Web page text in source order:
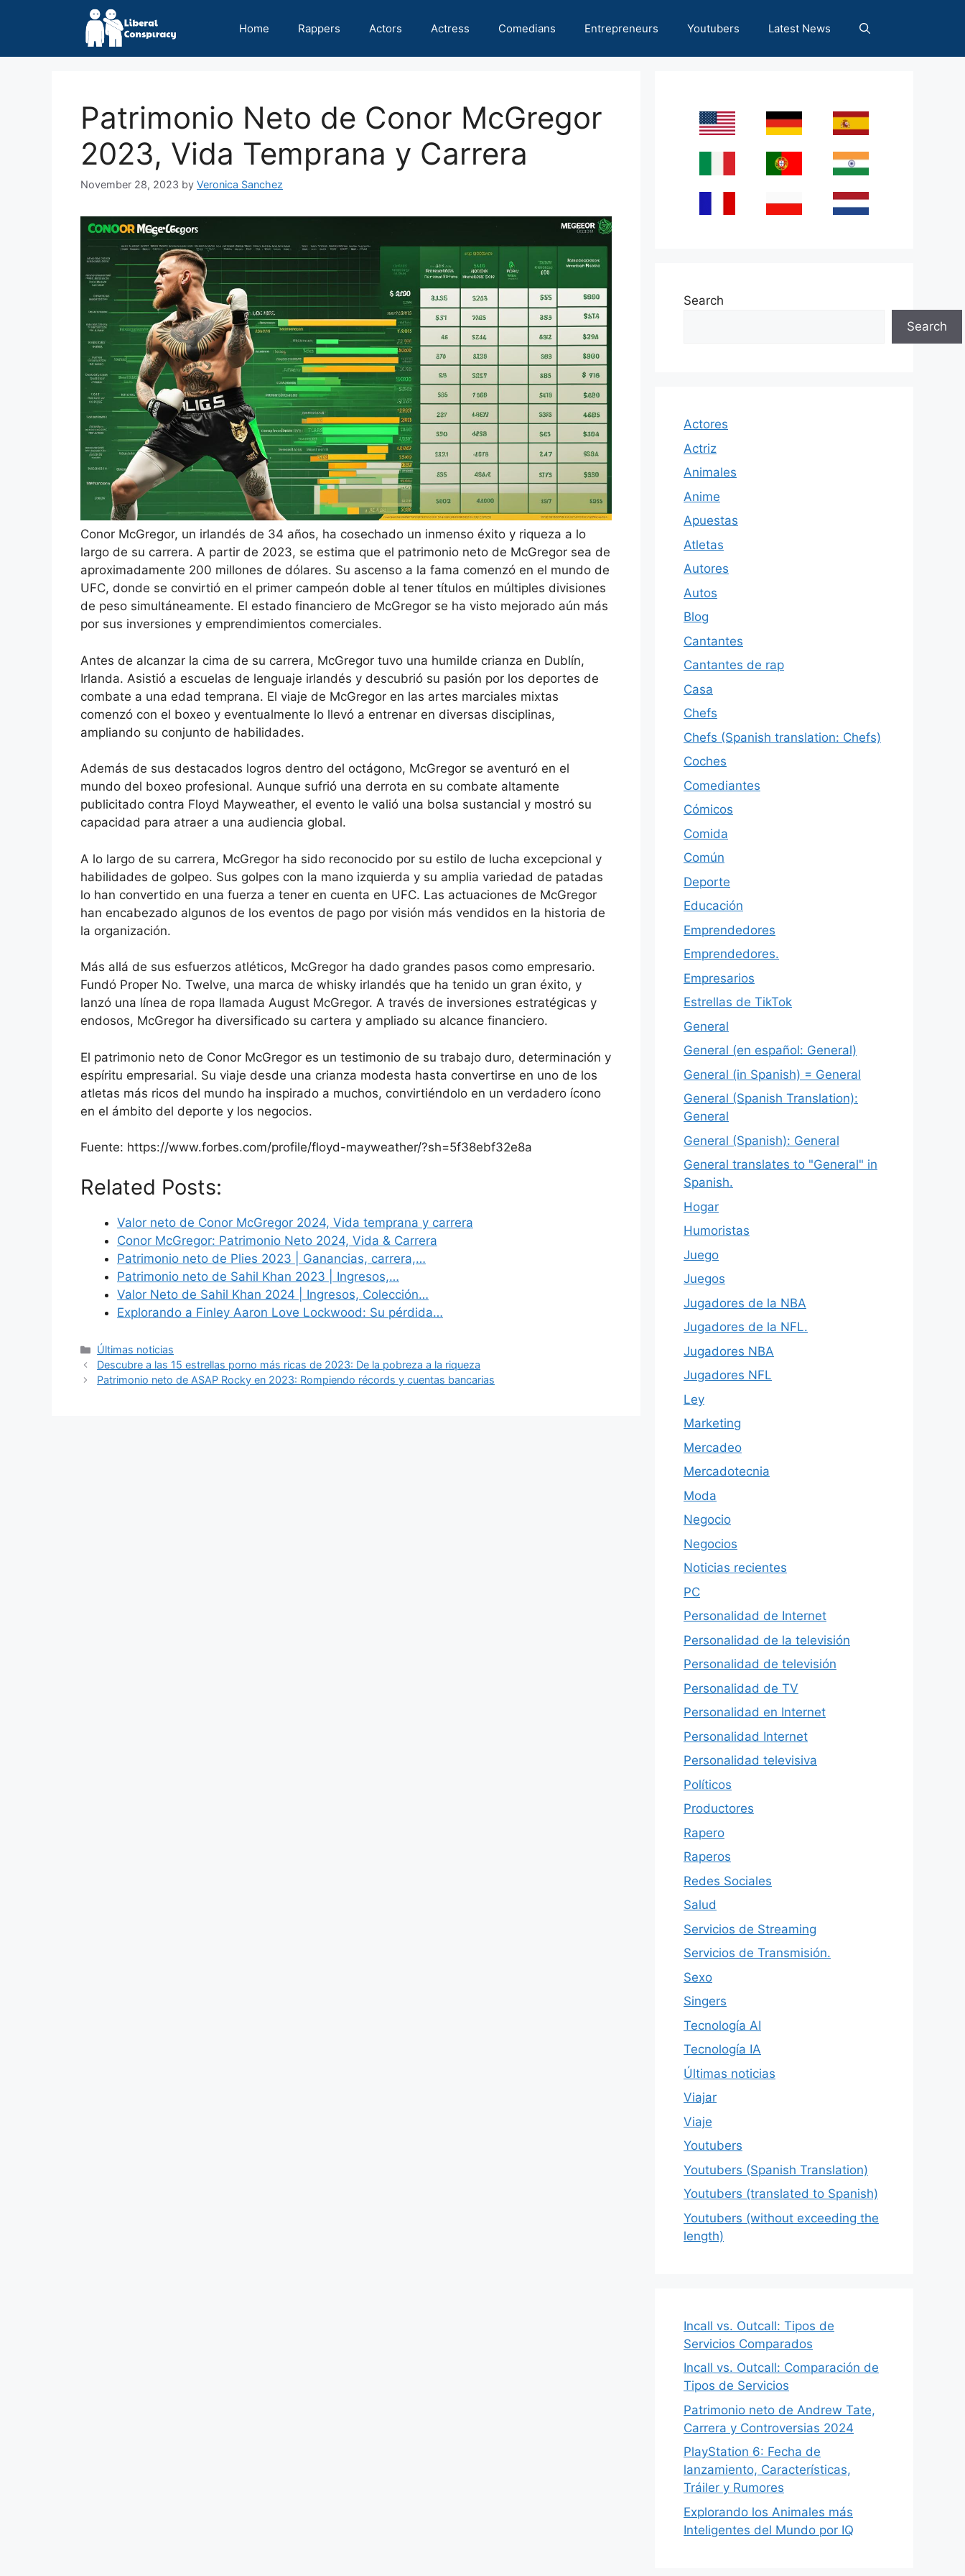
Home Rappers Actors Actress Comedians Entrepreneurs Youtubers Latest News
Patrimonio Neto de Conor McGregor
2023, Vida Temprana y Carrera
November 28, 2023 by Veronica Sanchez
Conor McGregor, un irlandés de 34 años, ha cosechado un inmenso éxito y riqueza a lo
largo de su carrera. A partir de 2023, se estima que el patrimonio neto de McGregor sea de
aproximadamente 200 millones de dólares. Su ascenso a la fama comenzó en el mundo de
UFC, donde se convirtió en el primer campeón doble al tener títulos en múltiples divisiones
de peso simultáneamente. El estado financiero de McGregor se ha visto mejorado aún más
por sus inversiones y emprendimientos comerciales.
Antes de alcanzar la cima de su carrera, McGregor tuvo una humilde crianza en Dublín,
Irlanda. Asistió a escuelas de lenguaje irlandés y descubrió su pasión por los deportes de
combate a una edad temprana. El viaje de McGregor en las artes marciales mixtas
comenzó con el boxeo y eventualmente lo llevó a entrenar en diversas disciplinas,
ampliando su conjunto de habilidades.
Además de sus destacados logros dentro del octágono, McGregor se aventuró en el
mundo del boxeo profesional. Aunque sufrió una derrota en su combate altamente
publicitado contra Floyd Mayweather, el evento le valió una bolsa sustancial y mostró su
capacidad para atraer a una audiencia global.
A lo largo de su carrera, McGregor ha sido reconocido por su estilo de lucha excepcional y
habilidades de golpeo. Sus golpes con la mano izquierda y su amplia variedad de patadas
lo han convertido en una fuerza a tener en cuenta en UFC. Las actuaciones de McGregor
han encabezado algunos de los eventos de pago por visión más vendidos en la historia de
la organización.
Más allá de sus esfuerzos atléticos, McGregor ha dado grandes pasos como empresario.
Fundó Proper No. Twelve, una marca de whisky irlandés que ha tenido un gran éxito, y
lanzó una línea de ropa llamada August McGregor. A través de inversiones estratégicas y
endosos, McGregor ha diversificado su cartera y ampliado su alcance financiero.
El patrimonio neto de Conor McGregor es un testimonio de su trabajo duro, determinación y
espíritu empresarial. Su viaje desde una crianza modesta hasta convertirse en uno de los
atletas más ricos del mundo ha inspirado a muchos, convirtiéndolo en un verdadero ícono
en el ámbito del deporte y los negocios.
Fuente: https://www.forbes.com/profile/floyd-mayweather/?sh=5f38ebf32e8a
Related Posts:
Valor neto de Conor McGregor 2024, Vida temprana y carrera
Conor McGregor: Patrimonio Neto 2024, Vida & Carrera
Patrimonio neto de Plies 2023 | Ganancias, carrera,…
Patrimonio neto de Sahil Khan 2023 | Ingresos,…
Valor Neto de Sahil Khan 2024 | Ingresos, Colección…
Explorando a Finley Aaron Love Lockwood: Su pérdida…
Categories
Últimas noticias
Descubre a las 15 estrellas porno más ricas de 2023: De la pobreza a la riqueza
Patrimonio neto de ASAP Rocky en 2023: Rompiendo récords y cuentas bancarias
Search
Search
Actores
Actriz
Animales
Anime
Apuestas
Atletas
Autores
Autos
Blog
Cantantes
Cantantes de rap
Casa
Chefs
Chefs (Spanish translation: Chefs)
Coches
Comediantes
Cómicos
Comida
Común
Deporte
Educación
Emprendedores
Emprendedores.
Empresarios
Estrellas de TikTok
General
General (en español: General)
General (in Spanish) = General
General (Spanish Translation):
General
General (Spanish): General
General translates to "General" in
Spanish.
Hogar
Humoristas
Juego
Juegos
Jugadores de la NBA
Jugadores de la NFL.
Jugadores NBA
Jugadores NFL
Ley
Marketing
Mercadeo
Mercadotecnia
Moda
Negocio
Negocios
Noticias recientes
PC
Personalidad de Internet
Personalidad de la televisión
Personalidad de televisión
Personalidad de TV
Personalidad en Internet
Personalidad Internet
Personalidad televisiva
Políticos
Productores
Rapero
Raperos
Redes Sociales
Salud
Servicios de Streaming
Servicios de Transmisión.
Sexo
Singers
Tecnología AI
Tecnología IA
Últimas noticias
Viajar
Viaje
Youtubers
Youtubers (Spanish Translation)
Youtubers (translated to Spanish)
Youtubers (without exceeding the
length)
Incall vs. Outcall: Tipos de
Servicios Comparados
Incall vs. Outcall: Comparación de
Tipos de Servicios
Patrimonio neto de Andrew Tate,
Carrera y Controversias 2024
PlayStation 6: Fecha de
lanzamiento, Características,
Tráiler y Rumores
Explorando los Animales más
Inteligentes del Mundo por IQ